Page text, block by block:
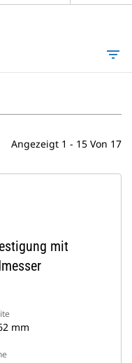
filter_list
Angezeigt 1 - 15 Von 17
mit
mm